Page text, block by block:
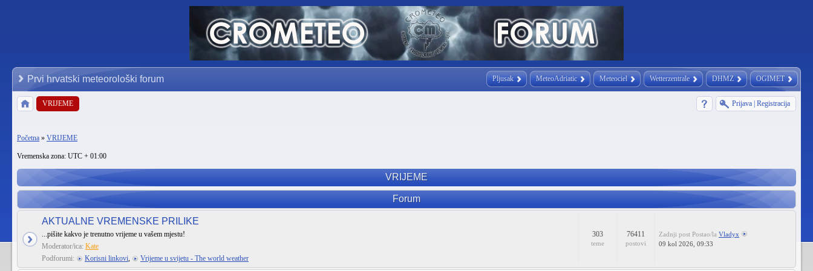
Pljusak MeteoAdriatic Meteociel Wetterzentrale DHMZ OGIMET
Prvi hrvatski meteorološki forum
VRIJEME Prijava Registracija
Početna » VRIJEME
Vremenska zona: UTC + 01:00
VRIJEME
Forum
AKTUALNE VREMENSKE PRILIKE
...pišite kakvo je trenutno vrijeme u vašem mjestu!
Moderator/ica: Kate
Podforumi:
Korisni linkovi, Vrijeme u svijetu - The world weather
303
teme
76411
postovi
Zadnji post Postao/la Vladyx
09 kol 2026, 09:33